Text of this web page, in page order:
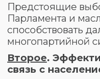
Предстоящие
Парламента и
способствовать
многопартийной
Второе.
связь с